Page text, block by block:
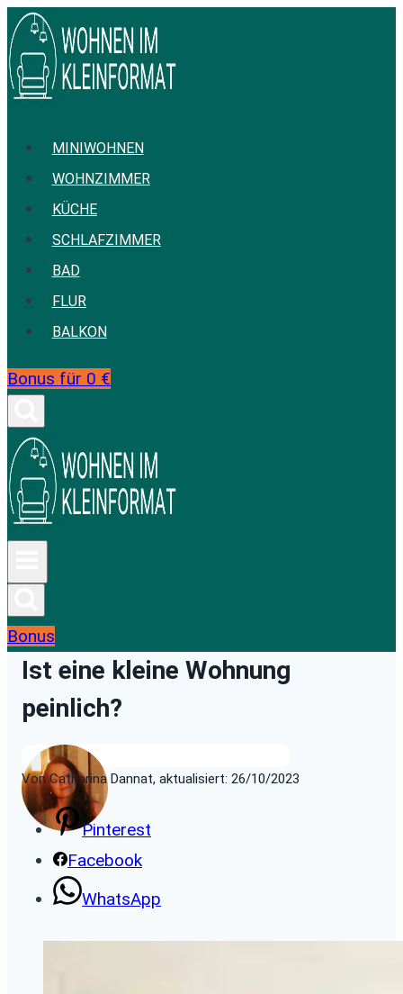
Zum
Inhalt
springen
MINIWOHNEN
WOHNZIMMER
KÜCHE
SCHLAFZIMMER
BAD
FLUR
BALKON
Bonus für 0 €
Bonus
Ist eine kleine Wohnung
peinlich?
Von Catharina Dannat, aktualisiert: 26/10/2023
Pinterest
Facebook
WhatsApp